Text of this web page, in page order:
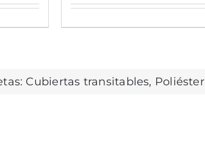
Cubiertas transitables, Poliéster